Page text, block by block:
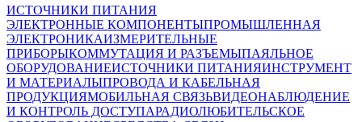
ИСТОЧНИКИ ПИТАНИЯ
ЭЛЕКТРОННЫЕ КОМПОНЕНТЫПРОМЫШЛЕННАЯ
ЭЛЕКТРОНИКАИЗМЕРИТЕЛЬНЫЕ
ПРИБОРЫКОММУТАЦИЯ И РАЗЪЕМЫПАЯЛЬНОЕ
ОБОРУДОВАНИЕИСТОЧНИКИ ПИТАНИЯИНСТРУМЕНТ
И МАТЕРИАЛЫПРОВОДА И КАБЕЛЬНАЯ
ПРОДУКЦИЯМОБИЛЬНАЯ СВЯЗЬВИДЕОНАБЛЮДЕНИЕ
И КОНТРОЛЬ ДОСТУПАРАДИОЛЮБИТЕЛЬСКОЕ